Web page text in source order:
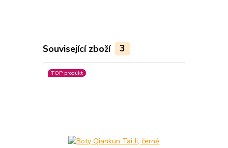
Související zboží 3
TOP produkt